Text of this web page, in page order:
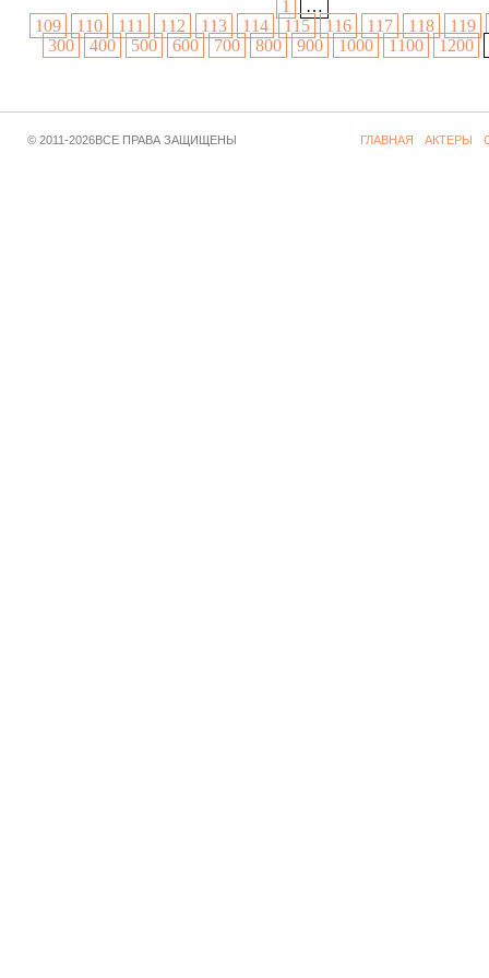
1
…
109
110 111 112 113 114 115 116 117 118
119
300
400 500 600 700 800 900 1000 1100 1200
© 2011-2026ВСЕ ПРАВА ЗАЩИЩЕНЫ ГЛАВНАЯ АКТЕРЫ